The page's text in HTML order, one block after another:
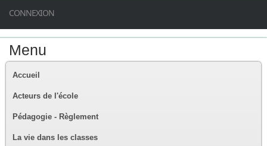
CONNEXION
Menu
Accueil
Acteurs de l'école
Pédagogie - Règlement
La vie dans les classes